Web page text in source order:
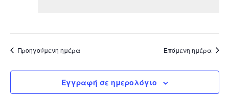
Προηγούμενη ημέρα Επόμενη ημέρα
Εγγραφή σε ημερολόγιο